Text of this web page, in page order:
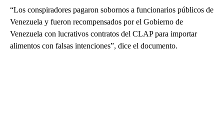
“Los conspiradores pagaron sobornos a funcionarios públicos de
Venezuela y fueron recompensados por el Gobierno de
Venezuela con lucrativos contratos del CLAP para importar
alimentos con falsas intenciones”, dice el documento.